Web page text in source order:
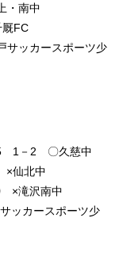
・南中
FC
ッカースポーツ少
1－2 〇久慈中
仙北中
×滝沢南中
ッカースポーツ少